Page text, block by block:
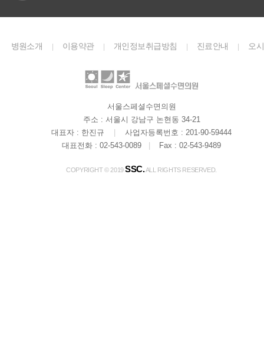
병원소개 이용약관 개인정보취급방침 진료안내 오
길 | Youtube
서울스페셜수면의원
주소 : 서울시 강남구 논현동 34-21
대표자 : 한진규
사업자등록번호 : 201-90-59444
대표전화 : 02-543-0089
Fax : 02-543-9489
COPYRIGHT © 2019SSC.ALL RIGHTS RESERVED.